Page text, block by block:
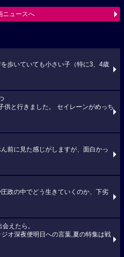
ニュースへ
歩いていても小さい子（特に3、4歳
供と行きました。 セイレーンがめっち
前に見た感じがしますが、面白かっ
政の中でどう生きていくのか、下劣
えたら。
ジオ深夜便明日への言葉,夏の特集は戦